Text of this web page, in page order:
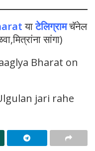
याटेलिग्रामचॅनेल
सांगा)
Bharat on
jari rahe